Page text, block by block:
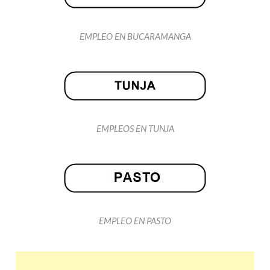
EMPLEO EN BUCARAMANGA
EMPLEOS EN TUNJA
EMPLEO EN PASTO